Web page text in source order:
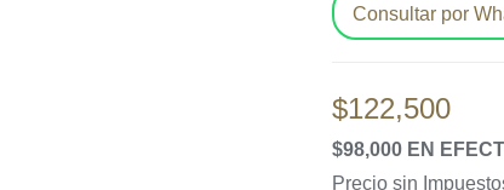
Consultar por
$122,500
$98,000 EN
Precio sin